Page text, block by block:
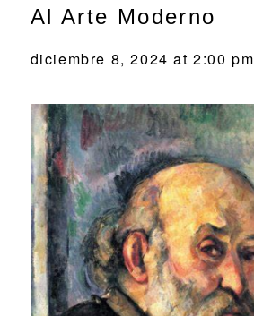
Al Arte Moderno
diciembre 8, 2024 at 2:00 pm